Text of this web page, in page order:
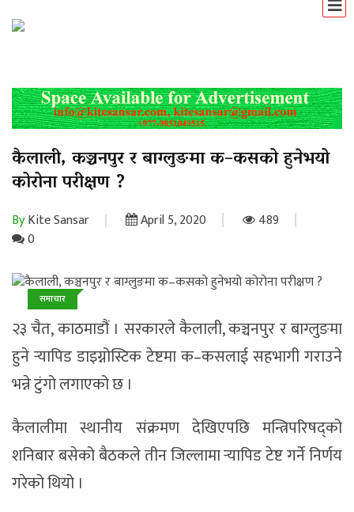
कैलाली, कञ्चनपुर र बाग्लुङमा क–कसको हुनेभयो
कोरोना परीक्षण ?
ByKite Sansar April 5, 2020
489
0
समाचार
२३ चैत, काठमाडौं । सरकारले कैलाली, कञ्चनपुर र बाग्लुङमा
हुने र्‍यापिड डाइग्नोस्टिक टेष्टमा क–कसलाई सहभागी गराउने
भन्ने टुंगो लगाएको छ ।
कैलालीमा स्थानीय संक्रमण देखिएपछि मन्त्रिपरिषद्को
शनिबार बसेको बैठकले तीन जिल्लामा र्‍यापिड टेष्ट गर्ने निर्णय
गरेको थियो ।